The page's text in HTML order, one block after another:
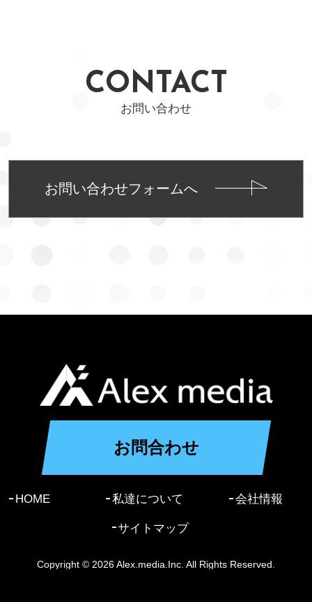
CONTACT
お問い合わせ
お問い合わせフォームへ
お問合わせ
HOME 私達について 会社情報
サイトマップ
Copyright © 2026 Alex.media.Inc. All Rights Reserved.